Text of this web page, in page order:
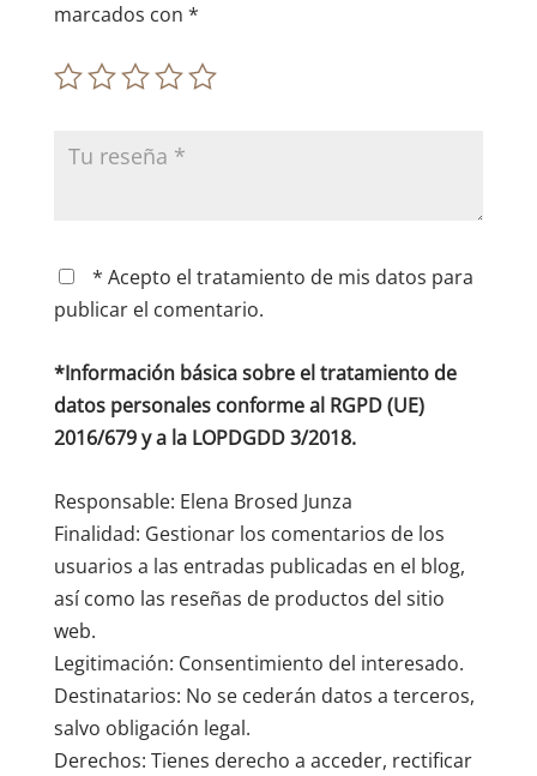
marcados con *
* Acepto el tratamiento de mis datos para
publicar el comentario.
*Información básica sobre el tratamiento de
datos personales conforme al RGPD (UE)
2016/679 y a la LOPDGDD 3/2018.
Responsable: Elena Brosed Junza
Finalidad: Gestionar los comentarios de los
usuarios a las entradas publicadas en el blog,
así como las reseñas de productos del sitio
web.
Legitimación: Consentimiento del interesado.
Destinatarios: No se cederán datos a terceros,
salvo obligación legal.
Derechos: Tienes derecho a acceder, rectificar